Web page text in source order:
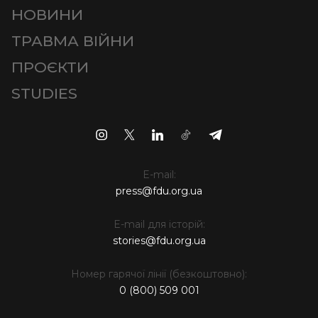
НОВИНИ
ТРАВМА ВІЙНИ
ПРОЄКТИ
STUDIES
E-mail:
press@fdu.org.ua
E-mail для історій:
stories@fdu.org.ua
Номер гарячої лінії (безкоштовно):
0 (800) 509 001